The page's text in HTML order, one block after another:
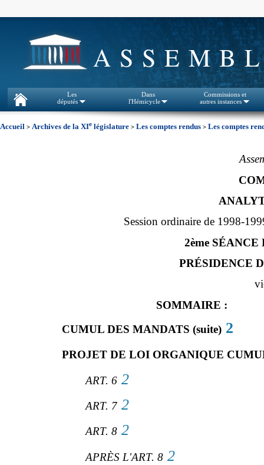
Les
députés
Dans
l'Hémicycle
Commissions et
autres instances
Accueil > Archives de la XIe législature > Les comptes rendus > Les comptes
Session ordinaire de 1998-
2ème
PRÉSIDENCE
SOMMAIRE :
CUMUL DES MANDATS (suite) 2
PROJET DE LOI ORGANIQUE
ART. 6 2
ART. 7 2
ART. 8 2
APRÈS L'ART. 8 2